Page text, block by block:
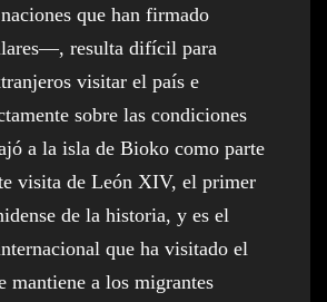
que han firmado
resulta difícil para
visitar el país e
sobre las condiciones
a la isla de Bioko como parte
visita de León XIV, el primer
de la historia, y es el
que ha visitado el
mantiene a los migrantes